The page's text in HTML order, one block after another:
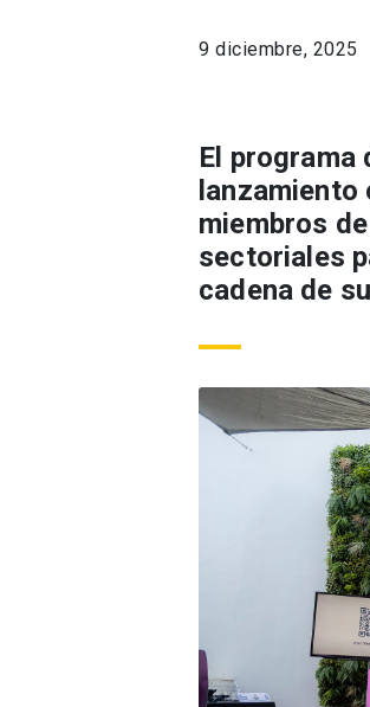
9 diciembre, 2025
El programa
lanzamiento
miembros
sectoriales
cadena de